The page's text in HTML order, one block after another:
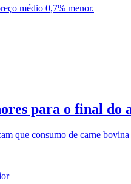
médio 0,7% menor.
para o final do
que consumo de carne